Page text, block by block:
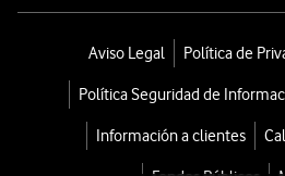
Aviso Legal Política de
Política Seguridad de
Información a clientes